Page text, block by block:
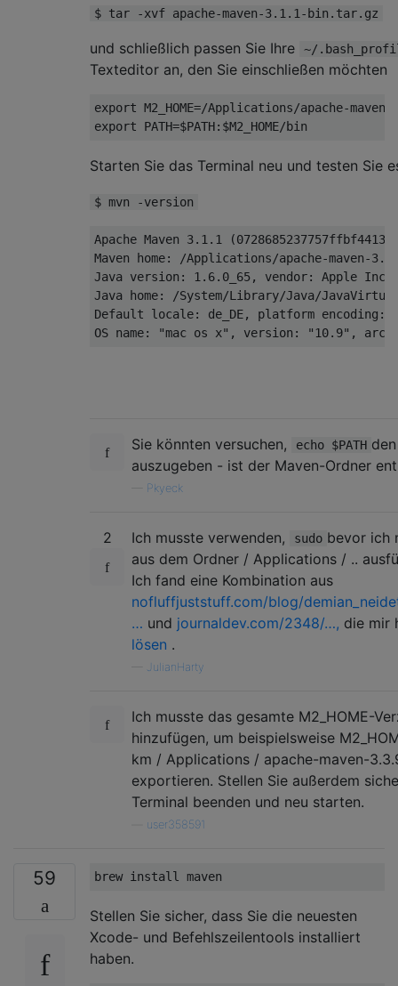
$ tar -xvf apache-maven-3.1.1-bin.tar.gz
und schließlich passen Sie Ihre ~/
Texteditor an, den Sie einschließen möchten
export M2_HOME=/Applications/apache-
Starten Sie das Terminal neu und testen Sie
$ mvn -version
Apache Maven 3.1.1
Maven home: /Applications/apache-maven-
Java version: 1.6.0_65, vendor: Apple Inc.
Java home: /System/Library/Java/
Default locale: de_DE, platform encoding:
Sie könnten versuchen, echo $PATH
auszugeben - ist der Maven-Ordner
Pkyeck
2 Ich musste verwenden, sudo bevor ich
aus dem Ordner / Applications / ..
Ich fand eine Kombination aus
nofluffjuststuff.com/blog/
… und journaldev.com/2348/…, die mir
lösen .
JulianHarty
Ich musste das gesamte M2_HOME-
hinzufügen, um beispielsweise
km / Applications / apache-maven-
exportieren. Stellen Sie außerdem
Terminal beenden und neu starten.
user358591
59
Stellen Sie sicher, dass Sie die neuesten
Xcode- und Befehlszeilentools installiert
haben.